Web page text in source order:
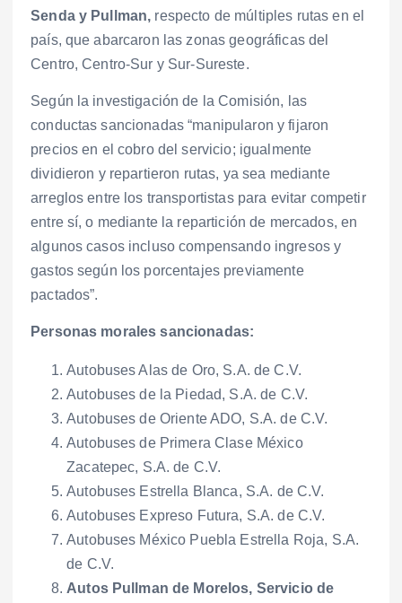
Senda y Pullman, respecto de múltiples rutas en el
país, que abarcaron las zonas geográficas del
Centro, Centro-Sur y Sur-Sureste.
Según la investigación de la Comisión, las
conductas sancionadas “manipularon y fijaron
precios en el cobro del servicio; igualmente
dividieron y repartieron rutas, ya sea mediante
arreglos entre los transportistas para evitar competir
entre sí, o mediante la repartición de mercados, en
algunos casos incluso compensando ingresos y
gastos según los porcentajes previamente
pactados”.
Personas morales sancionadas:
Autobuses Alas de Oro, S.A. de C.V.
Autobuses de la Piedad, S.A. de C.V.
Autobuses de Oriente ADO, S.A. de C.V.
Autobuses de Primera Clase México
Zacatepec, S.A. de C.V.
Autobuses Estrella Blanca, S.A. de C.V.
Autobuses Expreso Futura, S.A. de C.V.
Autobuses México Puebla Estrella Roja, S.A.
de C.V.
Autos Pullman de Morelos, Servicio de